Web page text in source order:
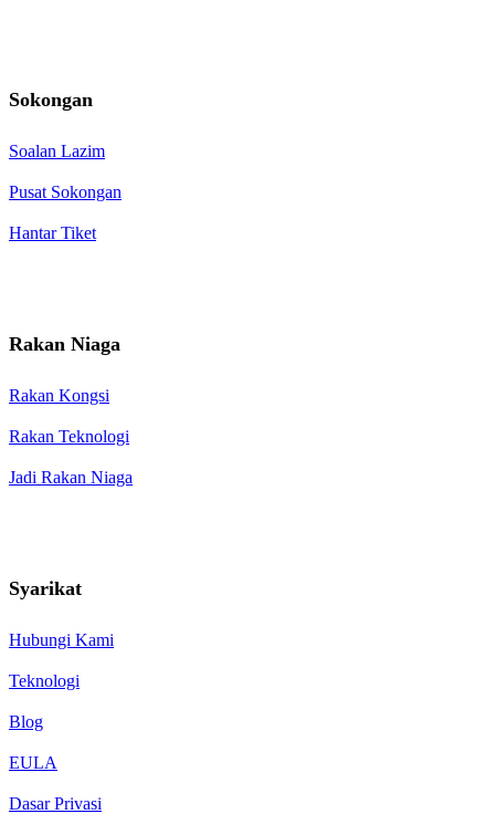
Sokongan
Soalan Lazim
Pusat Sokongan
Hantar Tiket
Rakan Niaga
Rakan Kongsi
Rakan Teknologi
Jadi Rakan Niaga
Syarikat
Hubungi Kami
Teknologi
Blog
EULA
Dasar Privasi